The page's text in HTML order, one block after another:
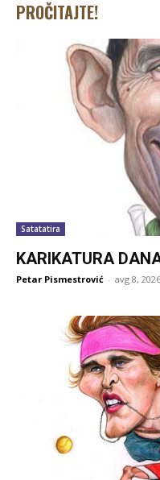
PROČITAJTE!
Satatatira
KARIKATURA
Petar Pismestrović - avg 8, 2026